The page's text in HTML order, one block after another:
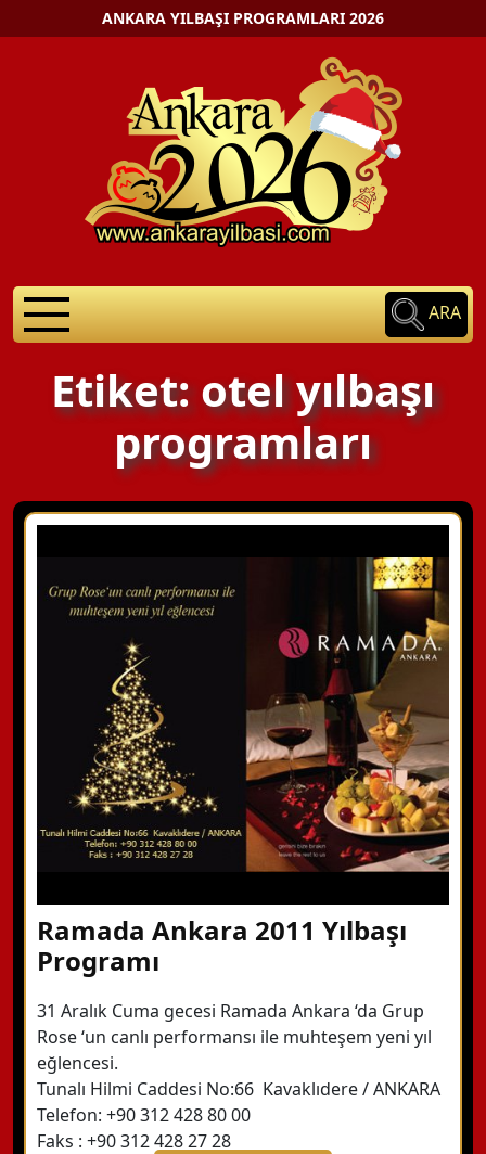
ANKARA YILBAŞI PROGRAMLARI 2026
ARA
Etiket: otel yılbaşı
programları
Ramada Ankara 2011 Yılbaşı
Programı
31 Aralık Cuma gecesi Ramada Ankara ‘da Grup
Rose ‘un canlı performansı ile muhteşem yeni yıl
eğlencesi.
Tunalı Hilmi Caddesi No:66 Kavaklıdere / ANKARA
Telefon: +90 312 428 80 00
Faks : +90 312 428 27 28